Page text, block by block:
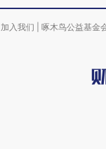
加入我们 啄木鸟公益基金